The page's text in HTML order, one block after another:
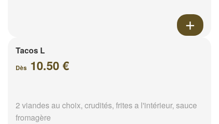
Tacos L
Dès 10.50 €
2 viandes au choix, crudités, frites a l'intérieur, sauce
fromagère